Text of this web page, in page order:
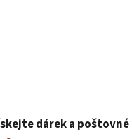
dárek a poštovné